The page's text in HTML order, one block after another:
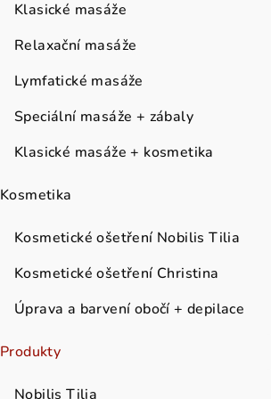
Klasické masáže
Relaxační masáže
Lymfatické masáže
Speciální masáže + zábaly
Klasické masáže + kosmetika
Kosmetika
Kosmetické ošetření Nobilis Tilia
Kosmetické ošetření Christina
Úprava a barvení obočí + depilace
Produkty
Nobilis Tilia